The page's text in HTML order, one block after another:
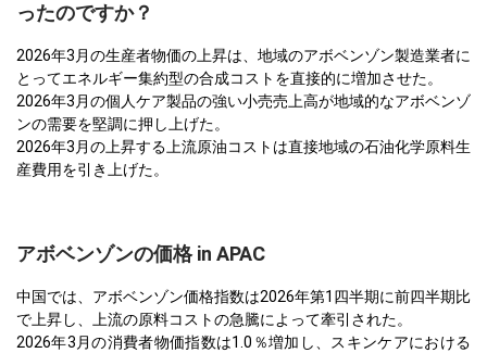
ったのですか？
2026年3月の生産者物価の上昇は、地域のアボベンゾン製造業者に
とってエネルギー集約型の合成コストを直接的に増加させた。
2026年3月の個人ケア製品の強い小売売上高が地域的なアボベンゾ
ンの需要を堅調に押し上げた。
2026年3月の上昇する上流原油コストは直接地域の石油化学原料生
産費用を引き上げた。
アボベンゾンの価格 in APAC
中国では、アボベンゾン価格指数は2026年第1四半期に前四半期比
で上昇し、上流の原料コストの急騰によって牽引された。
2026年3月の消費者物価指数は1.0％増加し、スキンケアにおける